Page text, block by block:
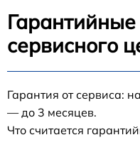
Гарантийные
сервисного
Гарантия от сервиса:
— до 3 месяцев.
Что считается